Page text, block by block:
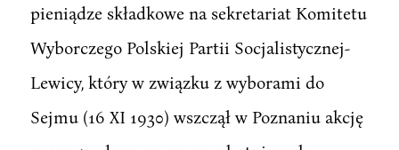
pieniądze składkowe na sekretariat Komitetu
Wyborczego Polskiej Partii Socjalistycznej-
Lewicy, który w związku z wyborami do
Sejmu (16 XI 1930) wszczął w Poznaniu akcję